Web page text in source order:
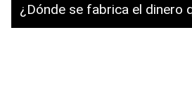
¿Dónde se fabrica el dinero